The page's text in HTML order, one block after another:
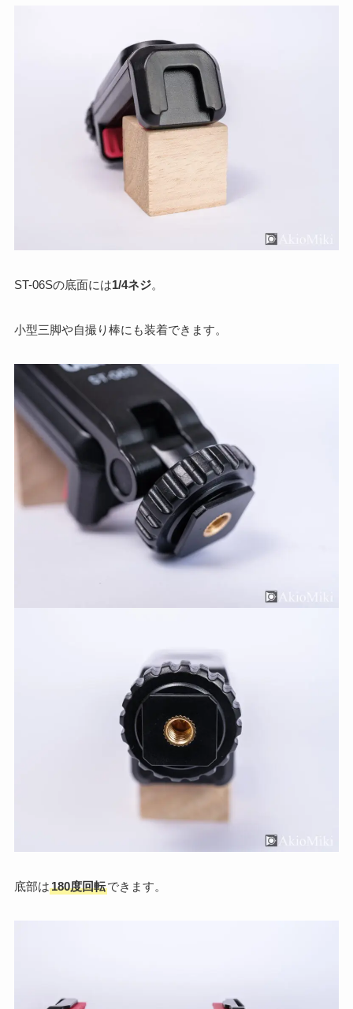
ST-06Sの底面には1/4ネジ。
小型三脚や自撮り棒にも装着できます。
底部は180度回転できます。